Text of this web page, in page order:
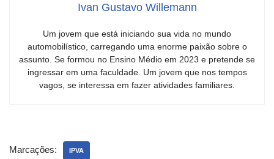
Ivan Gustavo Willemann
Um jovem que está iniciando sua vida no mundo
automobilístico, carregando uma enorme paixão sobre o
assunto. Se formou no Ensino Médio em 2023 e pretende se
ingressar em uma faculdade. Um jovem que nos tempos
vagos, se interessa em fazer atividades familiares.
Marcações: IPVA